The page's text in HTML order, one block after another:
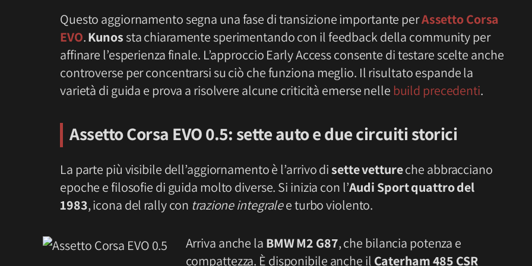
Questo aggiornamento segna una fase di transizione importante perAssetto Corsa
EVO.Kunossta chiaramente sperimentando con il feedback della community per
affinare l’esperienza finale. L’approccio Early Access consente di testare scelte anche
controverse per concentrarsi su ciò che funziona meglio. Il risultato espande la
varietà di guida e prova a risolvere alcune criticità emerse nelle build precedenti.
Assetto Corsa EVO 0.5: sette auto e due circuiti storici
La parte più visibile dell’aggiornamento è l’arrivo disette vettureche abbracciano
epoche e filosofie di guida molto diverse. Si inizia con l’Audi Sport quattro del
1983, icona del rally con trazione integralee turbo violento.
Arriva anche la BMW M2 G87, che bilancia potenza e
compattezza. È disponibile anche il Caterham 485 CSR